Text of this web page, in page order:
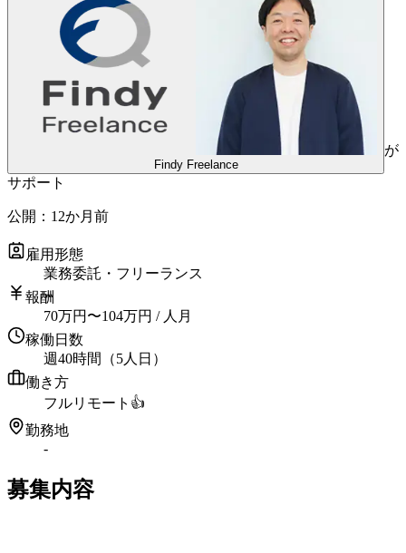
Findy Freelance
が
サポート
公開： 12か月前
雇用形態
業務委託・フリーランス
報酬
70万円 〜104万円 / 人月
稼働日数
週40時間（5人日）
働き方
フルリモート 👍
勤務地
-
募集内容